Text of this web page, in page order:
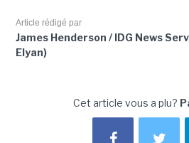
Article rédigé par
James Henderson / IDG News
Elyan)
Cet article vous a plu?